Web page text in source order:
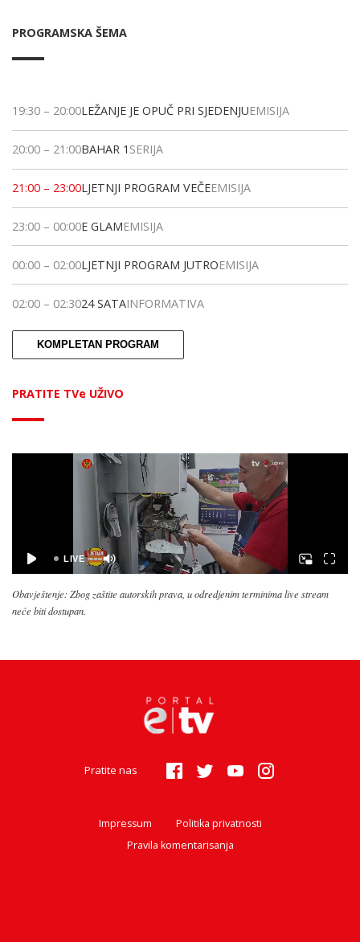
PROGRAMSKA ŠEMA
19:30 – 20:00LEŽANJE JE OPUČ PRI SJEDENJUEMISIJA
20:00 – 21:00BAHAR 1 SERIJA
21:00 – 23:00LJETNJI PROGRAM VEČEEMISIJA
23:00 – 00:00E GLAMEMISIJA
00:00 – 02:00LJETNJI PROGRAM JUTROEMISIJA
02:00 – 02:3024 SATAINFORMATIVA
KOMPLETAN PROGRAM
PRATITE TVe UŽIVO
Obavještenje: Zbog zaštite autorskih prava, u odredjenim terminima live stream
neće biti dostupan.
Pratite nas
Impressum
Politika privatnosti
Pravila komentarisanja